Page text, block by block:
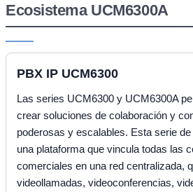
Ecosistema UCM6300A
PBX IP UCM6300
Las series UCM6300 y UCM6300A
crear soluciones de colaboración y
poderosas y escalables. Esta serie
una plataforma que vincula todas las
comerciales en una red centralizada,
videollamadas, videoconferencias,